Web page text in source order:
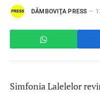
DÂMBOVIŢA PRESS
Simfonia Lalelelor